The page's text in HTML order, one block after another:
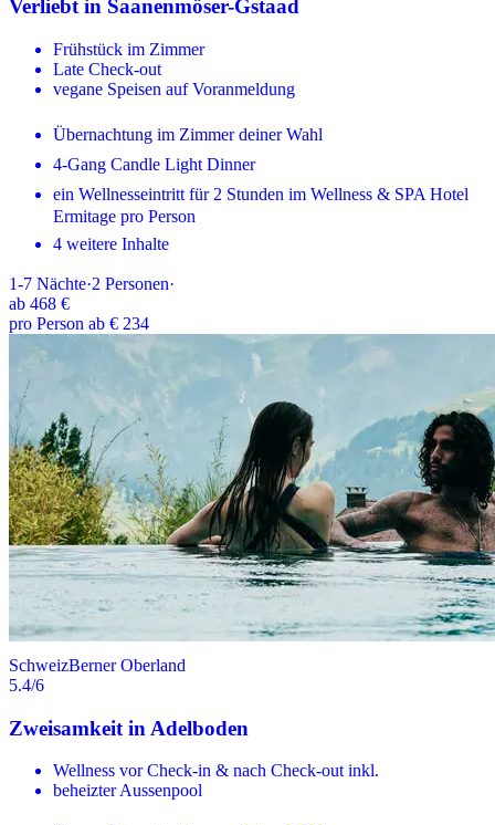
Verliebt in Saanenmöser-Gstaad
Frühstück im Zimmer
Late Check-out
vegane Speisen auf Voranmeldung
Übernachtung im Zimmer deiner Wahl
4-Gang Candle Light Dinner
ein Wellnesseintritt für 2 Stunden im Wellness & SPA Hotel
Ermitage pro Person
4 weitere Inhalte
1-7 Nächte·2 Personen·
ab 468 €
pro Person ab € 234
SchweizBerner Oberland
5.4/6
Zweisamkeit in Adelboden
Wellness vor Check-in & nach Check-out inkl.
beheizter Aussenpool